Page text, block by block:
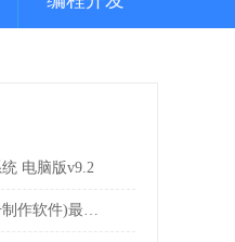
电脑版v9.2
SlideShow Easy (电子相册制作软件)最新版v11.8.02